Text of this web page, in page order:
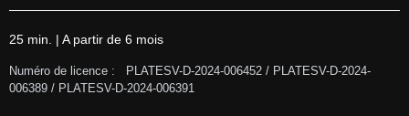
25 min. | A partir de 6 mois
Numéro de licence :   PLATESV-D-2024-006452 / PLATESV-D-2024-
006389 / PLATESV-D-2024-006391